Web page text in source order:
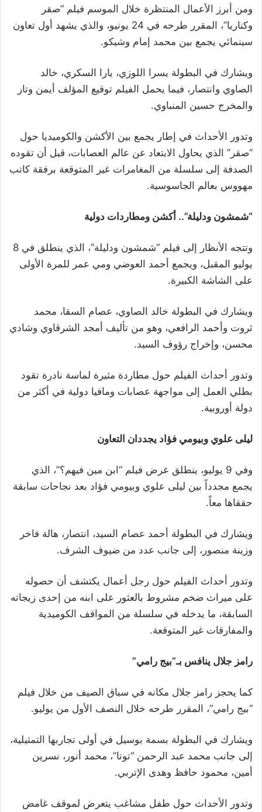
ومن أبرز الأعمال المنتظرة خلال الموسم فيلم “صقر
وكناريا”، المقرر طرحه في 24 يونيو، والذي يشهد أول تعاون
سينمائي يجمع بين محمد إمام وشيكو.
ويشارك في البطولة يسرا اللوزي، يارا السكري، خالد
الصاوي وانتصار، فيما يحمل الفيلم توقيع المؤلف أيمن وتار
والمخرج حسين المنباوي.
وتدور الأحداث في إطار يجمع بين الأكشن والكوميديا حول
“صقر” الذي يحاول الابتعاد عن عالم العصابات، قبل أن تقوده
الصدفة إلى سلسلة من المغامرات غير المتوقعة برفقة كاتب
مهووس بعالم الجاسوسية.
“شمشون ودليلة”.. أكشن ومطاردات دولية
وتتجه الأنظار إلى فيلم “شمشون ودليلة”، الذي ينطلق في 8
يوليو المقبل، ويجمع أحمد العوضي ومي عمر للمرة الأولى
على الشاشة الكبيرة.
ويشارك في البطولة خالد الصاوي، عصام السقا، محمد
ثروت وأحمد الرافعي، وهو من تأليف أمجد الشرقاوي وشادي
محسن، وإخراج رؤوف السيد.
وتدور أحداث الفيلم حول مطاردة مثيرة لماسة نادرة تقود
بطلي العمل إلى مواجهة عصابات ومافيا دولية في أكثر من
دولة أوروبية.
ليلى علوي وبيومي فؤاد يجددان التعاون
وفي 9 يوليو، ينطلق عرض فيلم “ابن مين فيهم؟”، الذي
يجمع مجدداً بين ليلى علوي وبيومي فؤاد بعد نجاحات سابقة
حققاها معاً.
ويشارك في البطولة أحمد عصام السيد، انتصار، هالة فاخر
وزينة منصور، إلى جانب عدد من ضيوف الشرف.
وتدور أحداث الفيلم حول رجل أعمال يكتشف أن حصوله
على ميراث ضخم مشروط بالعثور على ابنه من إحدى زيجاته
السابقة، ما يدخله في سلسلة من المواقف الكوميدية
والمفارقات غير المتوقعة.
رامز جلال ينافس بـ”بيج رامي”
كما يحجز رامز جلال مكانه في سباق الصيف من خلال فيلم
“بيج رامي”، المقرر طرحه خلال النصف الأول من يوليو.
ويشارك في البطولة بسمة بوسيل في أولى تجاربها التمثيلية،
إلى جانب محمد عبد الرحمن “توتا”، محمد أنور، نسرين
أمين، محمود حافظ وهدى الإتربي.
وتدور الأحداث حول طفل مشاغب يتعرض لموقف غامض